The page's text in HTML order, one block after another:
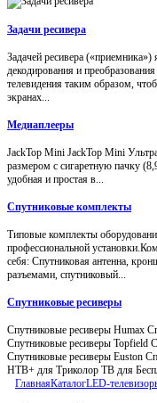
Задачи ресивера
Задачей ресивера («приемника»)
декодирования и
телевидения таким образом,
экранах...
Медиаплееры
JackTop Mini JackTop Mini
размером с сигаретную пачку
удобная и простая в...
Спутниковые комплекты
Типовые комплекты
профессиональной
себя: Спутниковая антенна,
разъемами, спутниковый...
Спутниковые ресиверы
Спутниковые ресиверы Humax
Спутниковые ресиверы Topfield
Спутниковые ресиверы Euston
НТВ+ для Триколор ТВ для
ГлавнаяКаталогLED-